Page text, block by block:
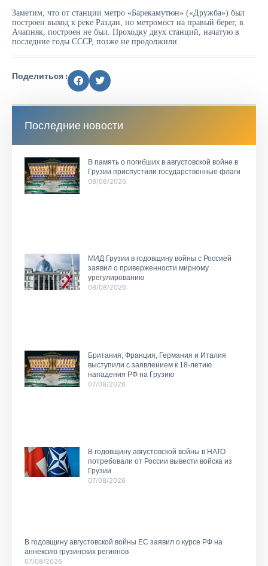
Заметим, что от станции метро «Барекамутюн» («Дружба») был
построен выход к реке Раздан, но метромост на правый берег, в
Ачапняк, построен не был. Проходку двух станций, начатую в
последние годы СССР, позже не продолжили.
Поделиться :
Последние новости
В память о погибших в августовской войне в
Грузии приспустили государственные флаги
08/08/2026
МИД Грузии в годовщину войны с Россией
заявил о приверженности мирному
урегулированию
08/08/2026
Британия, Франция, Германия и Италия
выступили с заявлением к 18-летию
нападения РФ на Грузию
07/08/2026
В годовщину августовской войны в НАТО
потребовали от России вывести войска из
Грузии
07/08/2026
В годовщину августовской войны ЕС заявил о курсе РФ на
аннексию грузинских регионов
07/08/2026